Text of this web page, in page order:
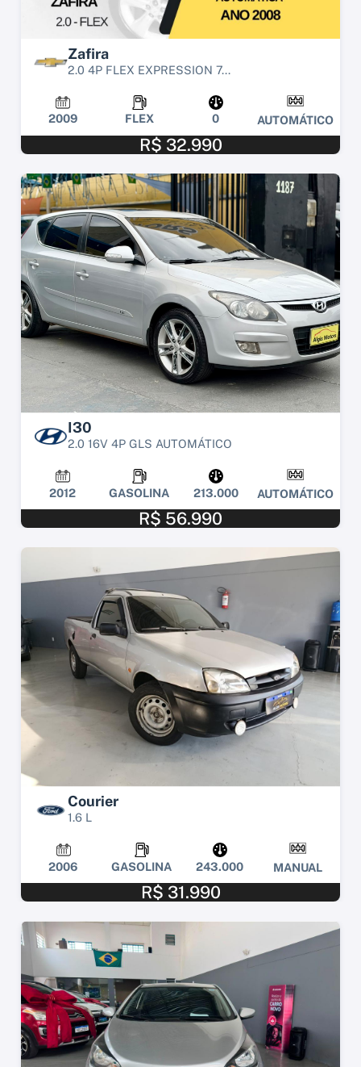
Zafira
2.0 4P FLEX EXPRESSION 7...
2009 FLEX 0 AUTOMÁTICO
R$ 32.990
I30
2.0 16V 4P GLS AUTOMÁTICO
2012 GASOLINA 213.000 AUTOMÁTICO
R$ 56.990
Courier
1.6 L
2006 GASOLINA 243.000 MANUAL
R$ 31.990